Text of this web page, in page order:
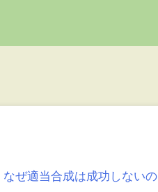
なぜ適当合成は成功しないの